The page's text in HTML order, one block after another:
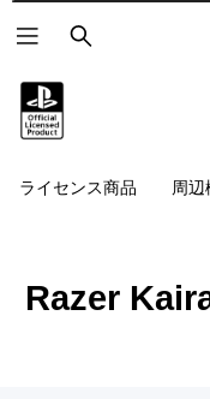
検
索
ライセンス商品 周辺
Razer